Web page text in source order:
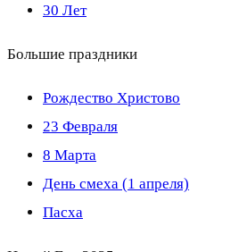
30 Лет
Большие праздники
Рождество Христово
23 Февраля
8 Марта
День смеха (1 апреля)
Пасха